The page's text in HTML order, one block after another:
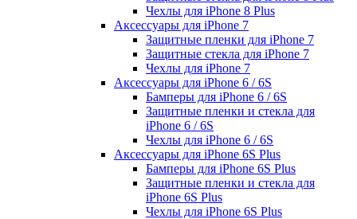
Чехлы для iPhone 8 Plus
Аксессуары для iPhone 7
Защитные пленки для iPhone 7
Защитные стекла для iPhone 7
Чехлы для iPhone 7
Аксессуары для iPhone 6 / 6S
Бамперы для iPhone 6 / 6S
Защитные пленки и стекла для
iPhone 6 / 6S
Чехлы для iPhone 6 / 6S
Аксессуары для iPhone 6S Plus
Бамперы для iPhone 6S Plus
Защитные пленки и стекла для
iPhone 6S Plus
Чехлы для iPhone 6S Plus